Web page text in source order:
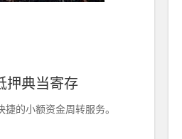
押典当寄存
的小额资金周转服务。